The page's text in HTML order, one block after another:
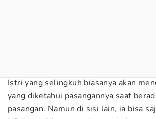
Istri yang selingkuh biasanya akan
yang diketahui pasangannya saat
pasangan. Namun di sisi lain, ia bisa